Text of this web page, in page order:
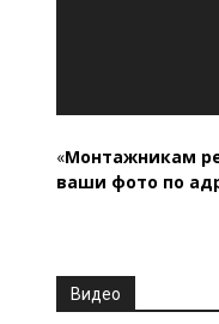
«Монтажникам
ваши фото по
Видео